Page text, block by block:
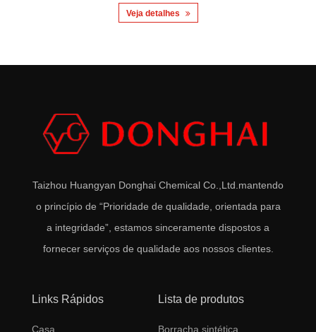
Veja detalhes
Taizhou Huangyan Donghai Chemical Co.,Ltd.mantendo
o princípio de “Prioridade de qualidade, orientada para
a integridade”, estamos sinceramente dispostos a
fornecer serviços de qualidade aos nossos clientes.
Links Rápidos
Casa
Lista de produtos
Borracha sintética